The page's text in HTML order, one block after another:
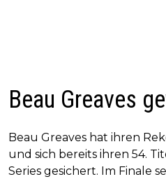
Beau Greaves
Beau Greaves hat ihren
und sich bereits ihren 54.
Series gesichert. Im Finale